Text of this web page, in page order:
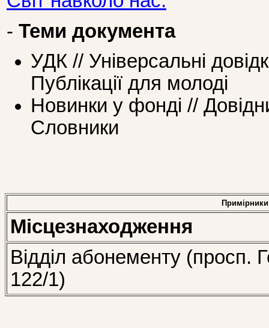
- Теми документа
УДК // Універсальні
Публікації для молоді
Новинки у фонді //
Словники
Примірники
Місцезнаходження
Відділ абонементу (просп.
122/1)